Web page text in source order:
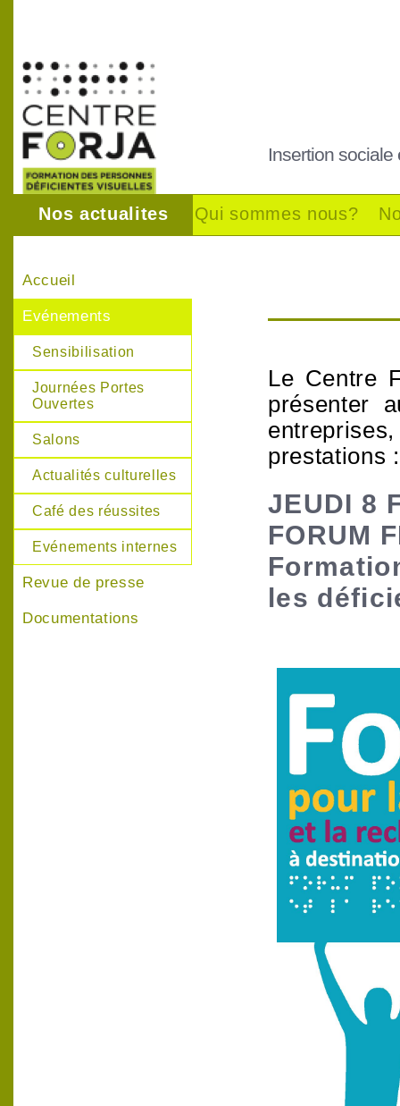
Insertion
Nos actualites Qui sommes nous?
Accueil
Evénements
Sensibilisation
Journées Portes
Ouvertes
Salons
Actualités culturelles
Café des réussites
Evénements internes
Revue de presse
Documentations
Le Centre
présenter
prestations :
JEUDI 8
FORUM
les